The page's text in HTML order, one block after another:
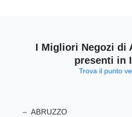
I Migliori Negozi di
presenti in
Trova il punto
ABRUZZO